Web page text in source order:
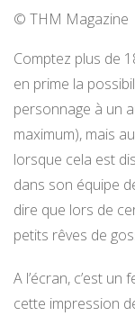
© THM Magazine
Comptez plus de
en prime la
personnage à un
maximum), mais
lorsque cela est
dans son équipe
dire que lors de
petits rêves de
A l’écran, c’est
cette impression